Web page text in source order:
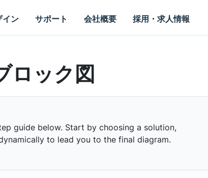
イン サポート 会社概要 採用・求人情報
ロック図
guide below. Start by choosing a solution,
to lead you to the final diagram.